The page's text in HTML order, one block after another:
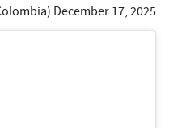
December 17, 2025